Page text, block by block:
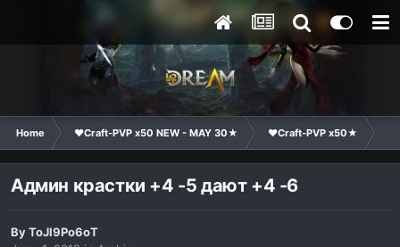
Home ❤Craft-PVP x50 NEW - MAY 30★ ❤Craft-PVP x50★
Админ крастки +4 -5 дают +4 -6
ByToJI9Po6оT